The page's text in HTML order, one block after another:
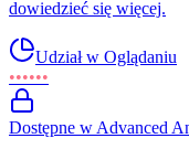
dowiedzieć się więcej.
Udział w Oglądaniu
••••••
Dostępne w Advanced